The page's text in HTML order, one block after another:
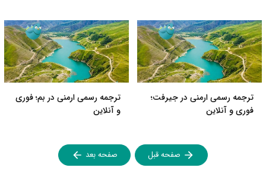
ترجمه رسمی ارمنی در جیرفت؛
فوری و آنلاین
ترجمه رسمی ارمنی در بم؛ فوری
و آنلاین
صفحه قبل صفحه بعد